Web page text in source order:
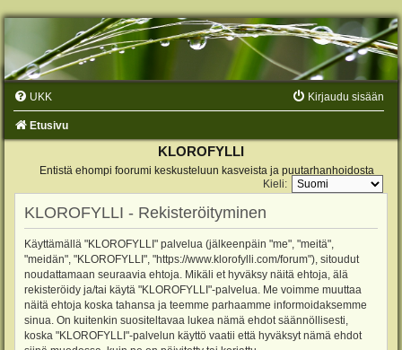
UKK Kirjaudu sisään
Etusivu
KLOROFYLLI
Entistä ehompi foorumi keskusteluun kasveista ja puutarhanhoidosta
Kieli:
KLOROFYLLI - Rekisteröityminen
Käyttämällä "KLOROFYLLI" palvelua (jälkeenpäin "me", "meitä",
"meidän", "KLOROFYLLI", "https://www.klorofylli.com/forum"), sitoudut
noudattamaan seuraavia ehtoja. Mikäli et hyväksy näitä ehtoja, älä
rekisteröidy ja/tai käytä "KLOROFYLLI"-palvelua. Me voimme muuttaa
näitä ehtoja koska tahansa ja teemme parhaamme informoidaksemme
sinua. On kuitenkin suositeltavaa lukea nämä ehdot säännöllisesti,
koska "KLOROFYLLI"-palvelun käyttö vaatii että hyväksyt nämä ehdot